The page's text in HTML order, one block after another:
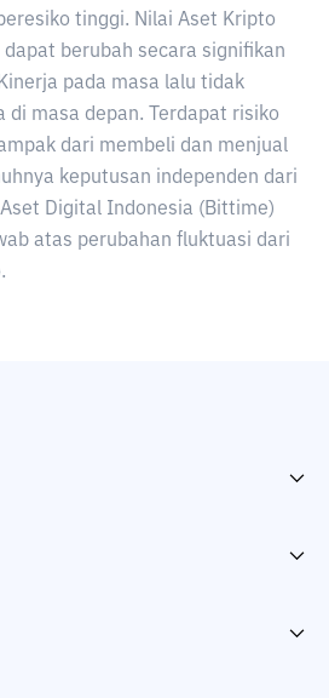
tinggi. Nilai Aset Kripto
berubah secara signifikan
pada masa lalu tidak
di masa depan. Terdapat risiko
dari membeli dan menjual
keputusan independen dari
Digital Indonesia (Bittime)
atas perubahan fluktuasi dari